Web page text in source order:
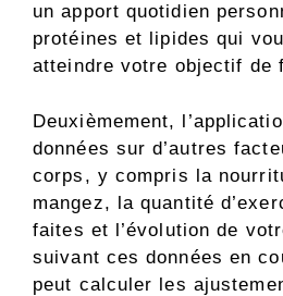
un apport quotidien
protéines et lipides qui
atteindre votre objectif de
Deuxièmement,
données sur d’autres
corps, y compris la
mangez, la quantité
faites et l’évolution de
suivant ces données en
peut calculer les